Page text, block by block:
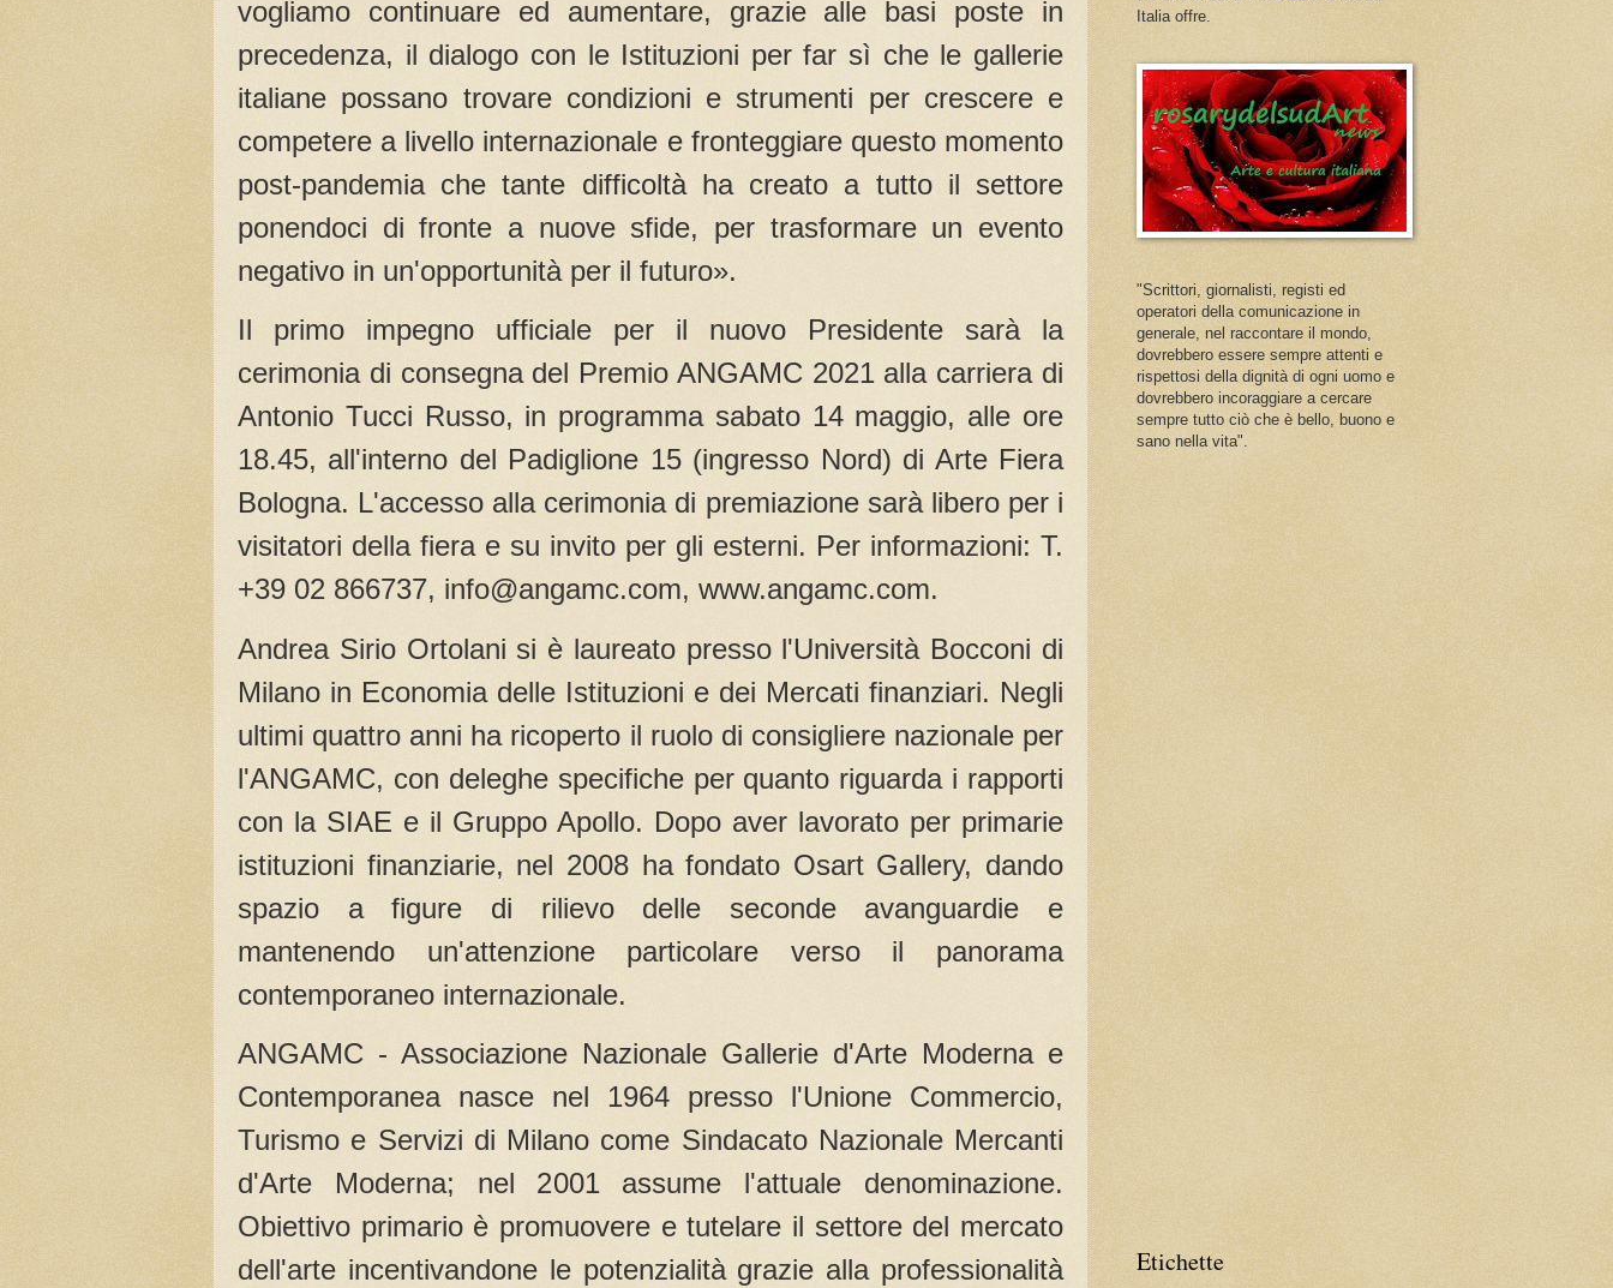
vogliamo continuare ed aumentare, grazie alle basi poste in
precedenza, il dialogo con le Istituzioni per far sì che le gallerie
italiane possano trovare condizioni e strumenti per crescere e
competere a livello internazionale e fronteggiare questo momento
post-pandemia che tante difficoltà ha creato a tutto il settore
ponendoci di fronte a nuove sfide, per trasformare un evento
negativo in un'opportunità per il futuro».
Il primo impegno ufficiale per il nuovo Presidente sarà la
cerimonia di consegna del Premio ANGAMC 2021 alla carriera di
Antonio Tucci Russo, in programma sabato 14 maggio, alle ore
18.45, all'interno del Padiglione 15 (ingresso Nord) di Arte Fiera
Bologna. L'accesso alla cerimonia di premiazione sarà libero per i
visitatori della fiera e su invito per gli esterni. Per informazioni: T.
+39 02 866737, info@angamc.com, www.angamc.com.
Andrea Sirio Ortolani si è laureato presso l'Università Bocconi di
Milano in Economia delle Istituzioni e dei Mercati finanziari. Negli
ultimi quattro anni ha ricoperto il ruolo di consigliere nazionale per
l'ANGAMC, con deleghe specifiche per quanto riguarda i rapporti
con la SIAE e il Gruppo Apollo. Dopo aver lavorato per primarie
istituzioni finanziarie, nel 2008 ha fondato Osart Gallery, dando
spazio a figure di rilievo delle seconde avanguardie e
mantenendo un'attenzione particolare verso il panorama
contemporaneo internazionale.
ANGAMC - Associazione Nazionale Gallerie d'Arte Moderna e
Contemporanea nasce nel 1964 presso l'Unione Commercio,
Turismo e Servizi di Milano come Sindacato Nazionale Mercanti
d'Arte Moderna; nel 2001 assume l'attuale denominazione.
Obiettivo primario è promuovere e tutelare il settore del mercato
dell'arte incentivandone le potenzialità grazie alla professionalità
Italia offre.
"Scrittori, giornalisti, registi ed
operatori della comunicazione in
generale, nel raccontare il mondo,
dovrebbero essere sempre attenti e
rispettosi della dignità di ogni uomo e
dovrebbero incoraggiare a cercare
sempre tutto ciò che è bello, buono e
sano nella vita".
Etichette